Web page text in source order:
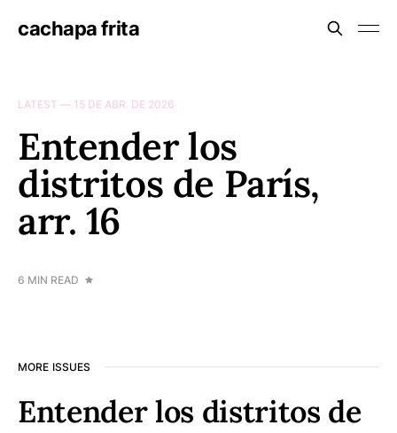
cachapa frita
LATEST — 15 DE ABR. DE 2026
Entender los
distritos de París,
arr. 16
6 MIN READ
MORE ISSUES
Entender los distritos de